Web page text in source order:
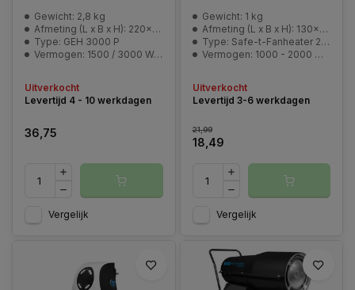
Gewicht: 2,8 kg
Afmeting (L x B x H): 220x200x280 mm
Type: GEH 3000 P
Vermogen: 1500 / 3000 Watt
Uitverkocht
Levertijd 4 - 10 werkdagen
36,75
Vergelijk
Gewicht: 1 kg
Afmeting (L x B x H): 130x184x240 mm
Type: Safe-t-Fanheater 2000
Vermogen: 1000 - 2000 Watt
Uitverkocht
Levertijd 3-6 werkdagen
21,99
18,49
Vergelijk